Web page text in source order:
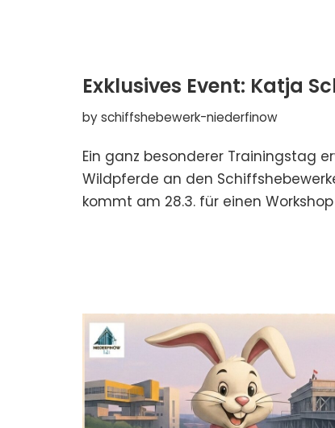
Exklusives Event: Katja
byschiffshebewerk-niederfinow
Ein ganz besonderer Trainingstag
Wildpferde an den
kommt am 28.3. für einen